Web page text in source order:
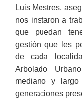
Luis Mestres,
nos instaron a
que puedan
gestión que les
de cada
Arbolado
mediano y
generaciones